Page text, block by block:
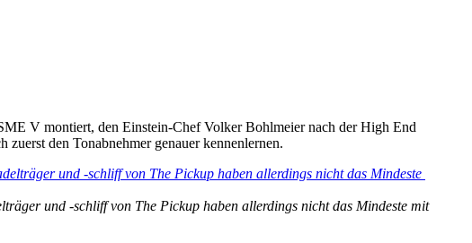
V montiert, den Einstein-Chef Volker Bohlmeier nach der High End
den Tonabnehmer genauer kennenlernen.
und -schliff von The Pickup haben allerdings nicht das Mindeste mit